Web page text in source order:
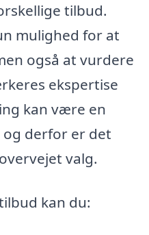
tilbud.
mulighed for at
også at vurdere
ekspertise
kan være en
derfor er det
valg.
kan du: